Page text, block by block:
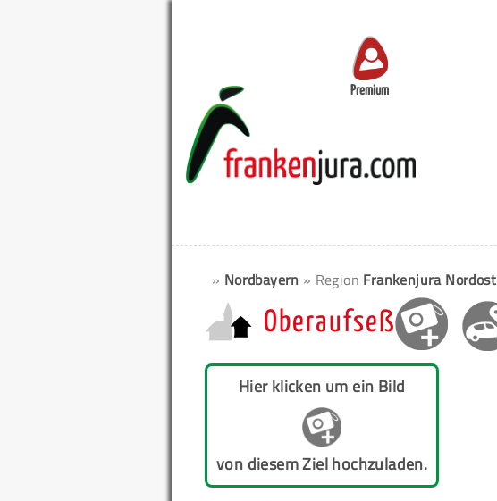
Premium
» Nordbayern » Region Frankenjura Nordost
Oberaufseß
Hier klicken um ein Bild
von diesem Ziel hochzuladen.